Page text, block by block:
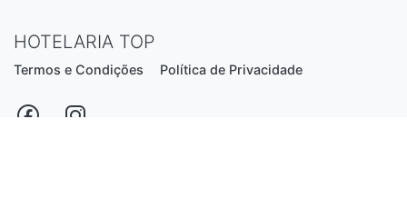
HOTELARIA TOP
Termos e Condições Política de Privacidade